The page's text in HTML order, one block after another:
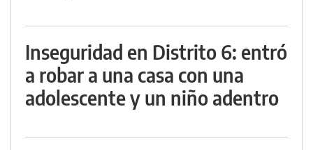
Inseguridad en Distrito 6: entró
a robar a una casa con una
adolescente y un niño adentro